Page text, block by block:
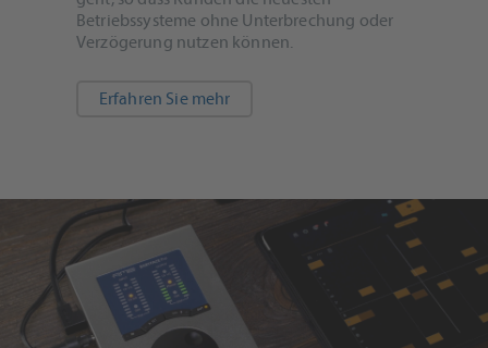
Betriebssysteme ohne Unterbrechung oder
Verzögerung nutzen können.
Erfahren Sie mehr